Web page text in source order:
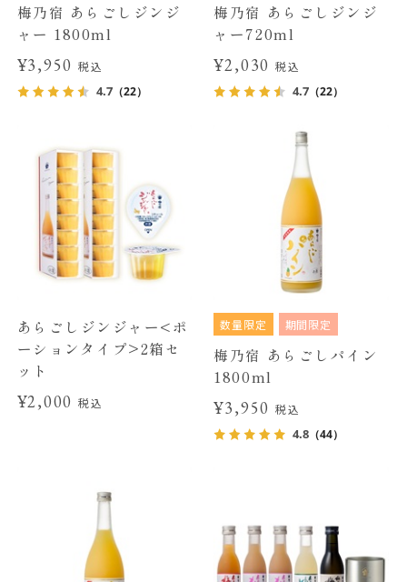
梅乃宿 あらごしジンジ
ャー 1800ml
¥3,950税込
4.7（22）
梅乃宿 あらごしジンジ
ャー720ml
¥2,030 税込
4.7 （22）
あらごしジンジャー<ポ
ーションタイプ>2箱セ
ット
¥2,000税込
数量限定 期間限定
梅乃宿 あらごしパイン
1800ml
¥3,950 税込
4.8 （44）